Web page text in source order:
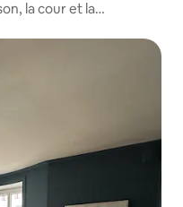
la cour et la
appréciés